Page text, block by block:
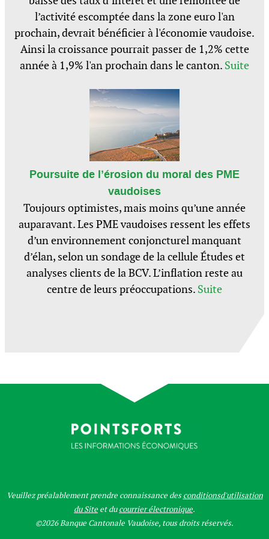
l’activité escomptée dans la zone euro l'an
prochain, devrait bénéficier à l'économie vaudoise.
Ainsi la croissance pourrait passer de 1,2% cette
année à 1,9% l'an prochain dans le canton. Suite
Poursuite de l’érosion du moral des PME
vaudoises
Toujours optimistes, mais moins qu’une année
auparavant. Les PME vaudoises ressent les effets
d’un environnement conjoncturel manquant
d’élan, selon un sondage de la cellule Études et
analyses clients de la BCV. L’inflation reste au
centre de leurs préoccupations. Suite
Veuillez préalablement prendre connaissance desconditionsd'utilisation
du Site et ducourrier électronique.
©2026 Banque Cantonale Vaudoise, tous droits réservés.